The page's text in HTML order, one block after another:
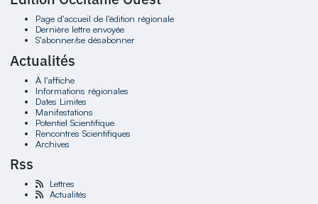
Page d'accueil de l'édition régionale
Dernière lettre envoyée
S'abonner/se désabonner
Actualités
À l'affiche
Informations régionales
Dates Limites
Manifestations
Potentiel Scientifique
Rencontres Scientifiques
Archives
Rss
Lettres
Actualités